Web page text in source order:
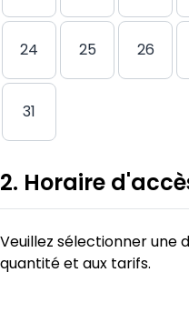
24 25 26
31
2. Horaire
Veuillez sélectionner une
quantité et aux tarifs.